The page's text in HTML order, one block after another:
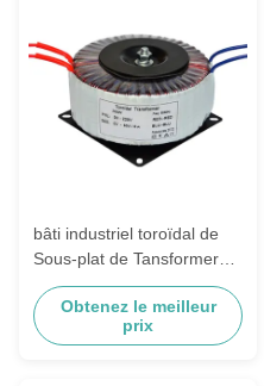
bâti industriel toroïdal de
Sous-plat de Tansformer
35VAC/7.15A du contrôle
500WObtenez le meilleur
prix